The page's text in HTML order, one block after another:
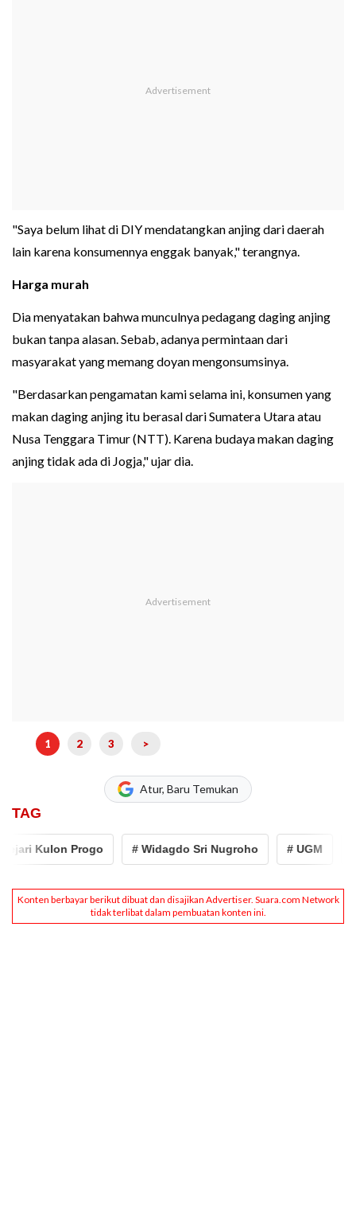
"Saya belum lihat di DIY mendatangkan anjing dari daerah
lain karena konsumennya enggak banyak," terangnya.
Harga murah
Dia menyatakan bahwa munculnya pedagang daging anjing
bukan tanpa alasan. Sebab, adanya permintaan dari
masyarakat yang memang doyan mengonsumsinya.
"Berdasarkan pengamatan kami selama ini, konsumen yang
makan daging anjing itu berasal dari Sumatera Utara atau
Nusa Tenggara Timur (NTT). Karena budaya makan daging
anjing tidak ada di Jogja," ujar dia.
1 2 3 >
Atur, Baru Temukan
TAG
Progo # Widagdo Sri Nugroho # UGM # RRDC